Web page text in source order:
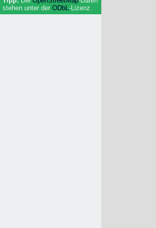
Unterkunft
Regierung / Behörden
stehen unter der ODbL -Lizenz.